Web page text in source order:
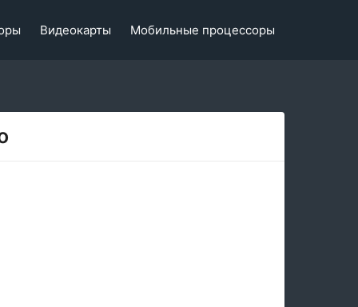
Видеокарты Мобильные процессоры